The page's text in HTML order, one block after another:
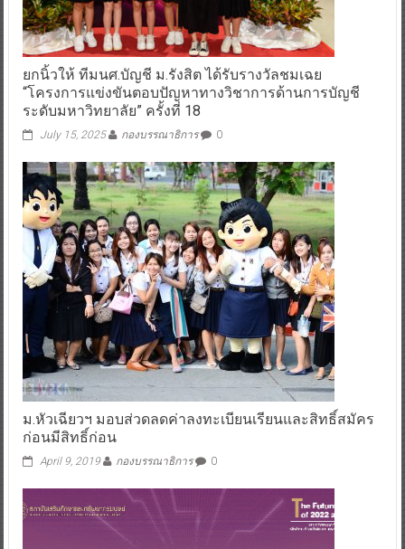
ยกนิ้วให้ ทีมนศ.บัญชี ม.รังสิต ได้รับรางวัลชมเฉย
“โครงการแข่งขันตอบปัญหาทางวิชาการด้านการบัญชี
ระดับมหาวิทยาลัย” ครั้งที่ 18
July 15, 2025 กองบรรณาธิการ 0
ม.หัวเฉียวฯ มอบส่วดลดค่าลงทะเบียนเรียนและสิทธิ์สมัคร
ก่อนมีสิทธิ์ก่อน
April 9, 2019 กองบรรณาธิการ 0